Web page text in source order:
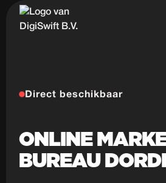
Direct beschikbaar
ONLINE
BUREAU